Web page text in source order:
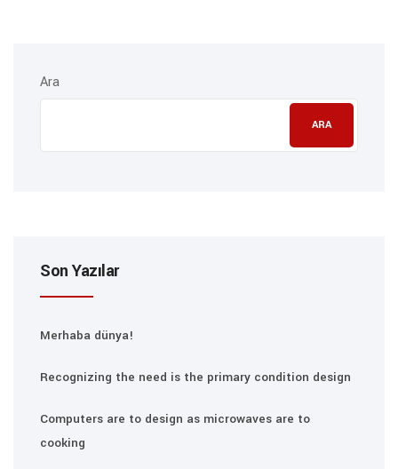
Ara
ARA
Son Yazılar
Merhaba dünya!
Recognizing the need is the primary condition design
Computers are to design as microwaves are to
cooking